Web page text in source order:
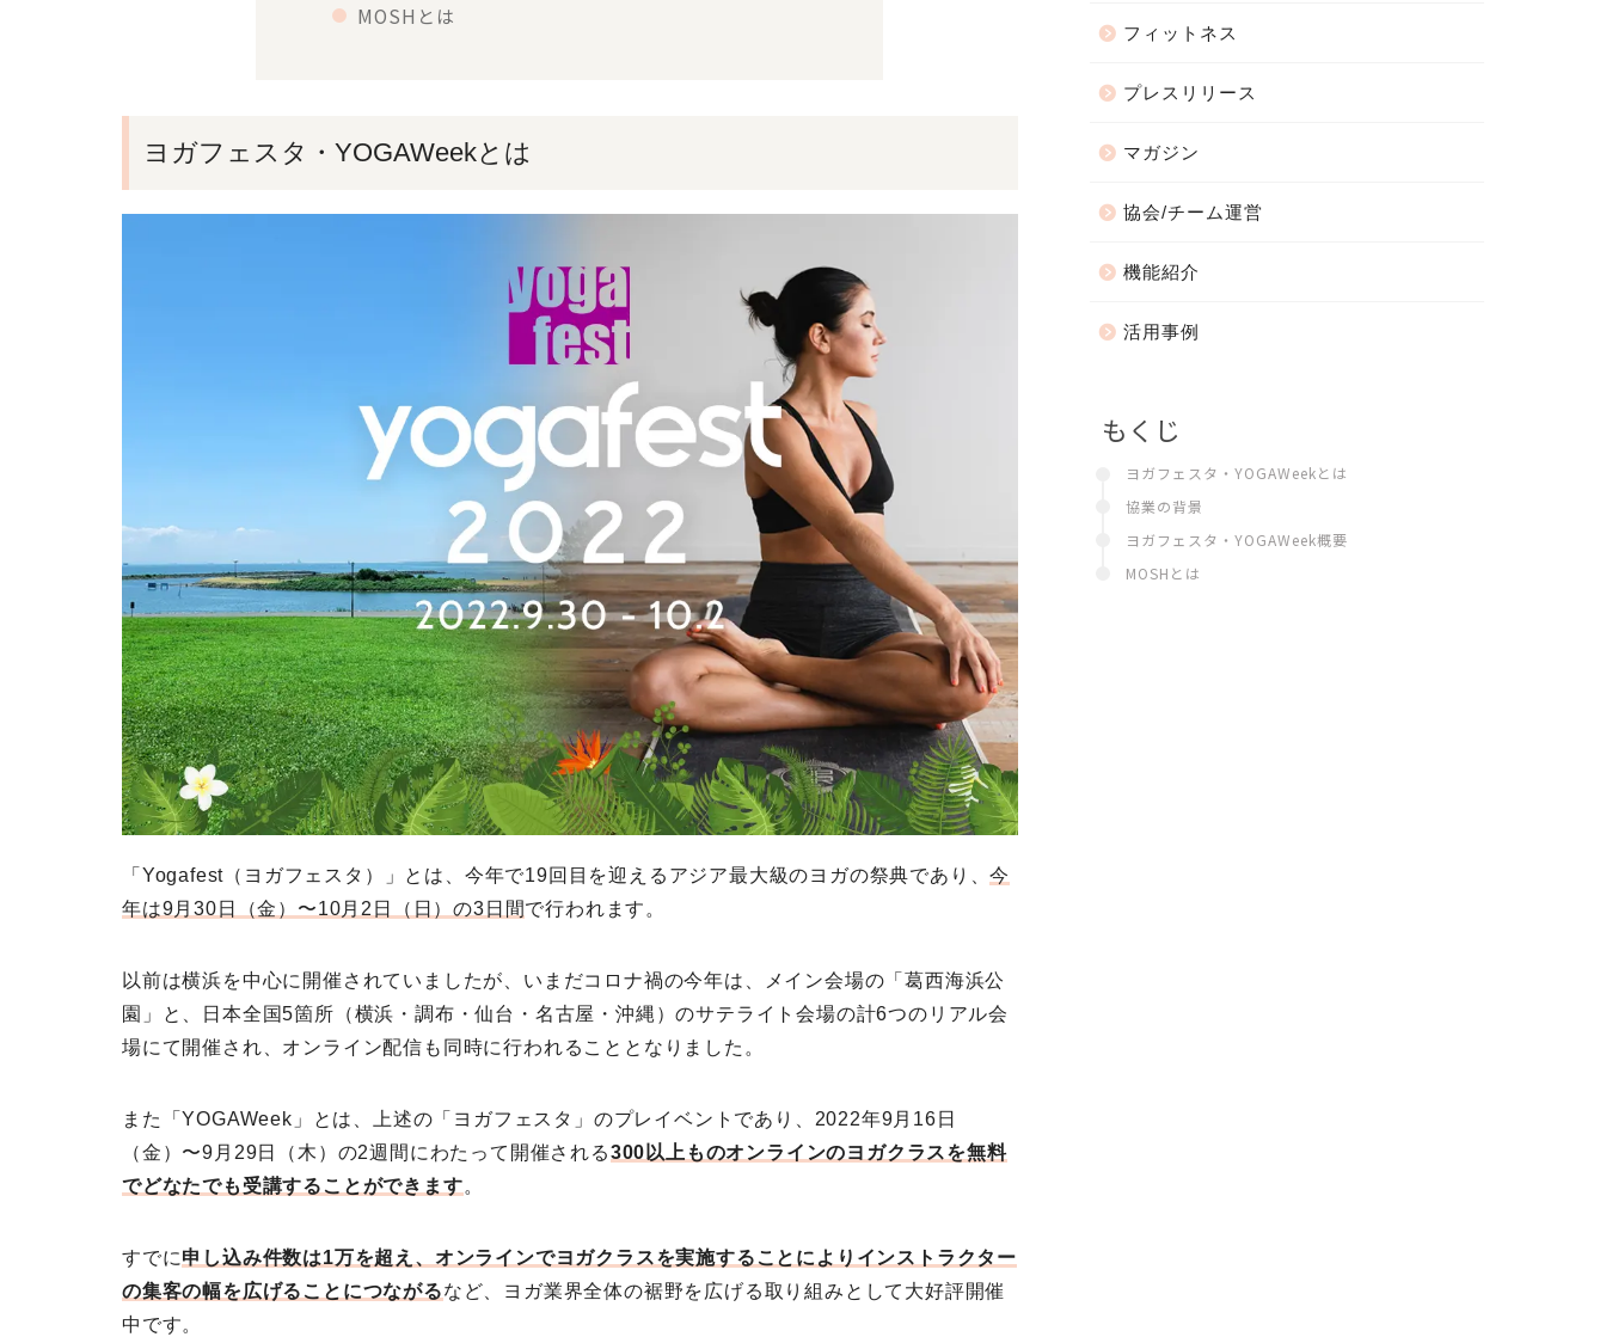
MOSHとは
ヨガフェスタ・YOGAWeekとは
「Yogafest（ヨガフェスタ）」とは、今年で19回目を迎えるアジア最大級のヨガの祭典であり、今
年は9月30日（金）〜10月2日（日）の3日間で行われます。
以前は横浜を中心に開催されていましたが、いまだコロナ禍の今年は、メイン会場の「葛西海浜公
園」と、日本全国5箇所（横浜・調布・仙台・名古屋・沖縄）のサテライト会場の計6つのリアル会
場にて開催され、オンライン配信も同時に行われることとなりました。
また「YOGAWeek」とは、上述の「ヨガフェスタ」のプレイベントであり、2022年9月16日
（金）〜9月29日（木）の2週間にわたって開催される300以上ものオンラインのヨガクラスを無料
でどなたでも受講することができます。
すでに申し込み件数は1万を超え、オンラインでヨガクラスを実施することによりインストラクター
の集客の幅を広げることにつながるなど、ヨガ業界全体の裾野を広げる取り組みとして大好評開催
中です。
フィットネス
プレスリリース
マガジン
協会/チーム運営
機能紹介
活用事例
もくじ
ヨガフェスタ・YOGAWeekとは
協業の背景
ヨガフェスタ・YOGAWeek概要
MOSHとは